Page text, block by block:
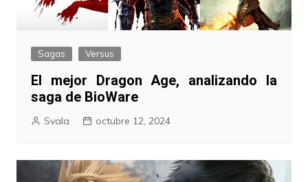
Sagas Versus
El mejor Dragon Age, analizando la
saga de BioWare
Svala octubre 12, 2024